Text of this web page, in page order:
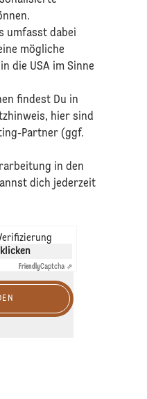
umfasst dabei
mögliche
die USA im Sinne
findest Du in
, hier sind
Partner (ggf.
in den
dich jederzeit
FriendlyCaptcha ⇗